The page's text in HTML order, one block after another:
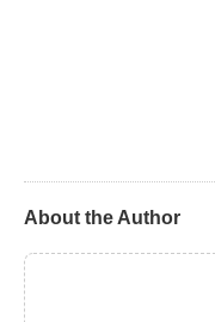
About the Author